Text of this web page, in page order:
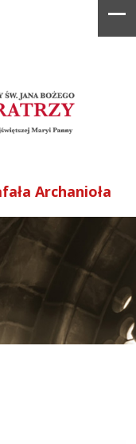
Archanioła